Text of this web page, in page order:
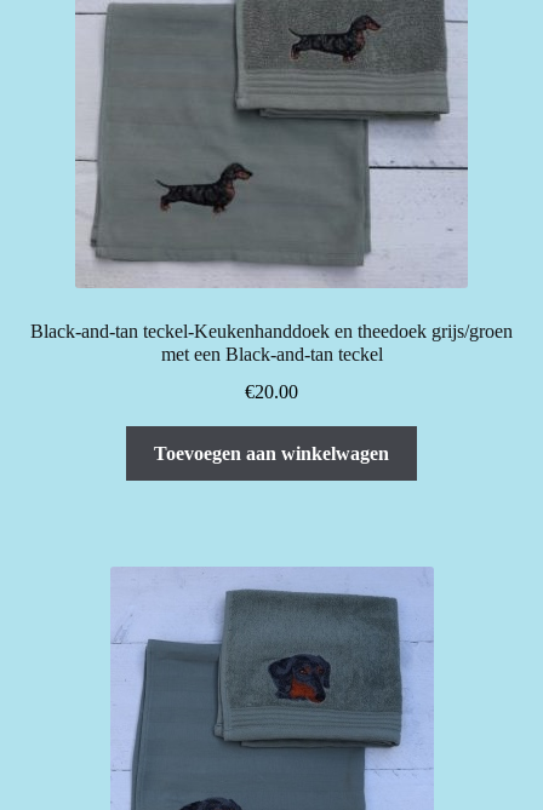
Black-and-tan teckel-Keukenhanddoek en theedoek grijs/groen
met een Black-and-tan teckel
€20.00
Toevoegen aan winkelwagen